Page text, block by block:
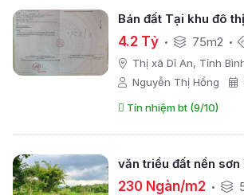
Bán đất Tại khu đô thị
4.2 Tỷ 75m2
Thị xã Dĩ An, Tỉnh
Nguyễn Thị Hồng
Tín nhiệm bt (9/10)
văn triều đất nền sơn
230 Ngàn/m2